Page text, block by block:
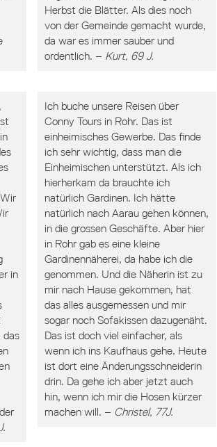
Herbst die Blätter. Als dies noch
von der Gemeinde gemacht wurde,
da war es immer sauber und
ordentlich. – Kurt, 69 J.
in
das
Ich buche unsere Reisen über
Conny Tours in Rohr. Das ist
einheimisches Gewerbe. Das finde
ich sehr wichtig, dass man die
Einheimischen unterstützt. Als ich
hierherkam da brauchte ich
natürlich Gardinen. Ich hätte
natürlich nach Aarau gehen können,
in die grossen Geschäfte. Aber hier
in Rohr gab es eine kleine
Gardinennäherei, da habe ich die
genommen. Und die Näherin ist zu
mir nach Hause gekommen, hat
das alles ausgemessen und mir
sogar noch Sofakissen dazugenäht.
Das ist doch viel einfacher, als
wenn ich ins Kaufhaus gehe. Heute
ist dort eine Änderungsschneiderin
drin. Da gehe ich aber jetzt auch
hin, wenn ich mir die Hosen kürzer
machen will. – Christel, 77J.